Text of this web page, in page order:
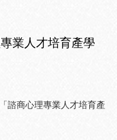
業人才培育產學
諮商心理專業人才培育產